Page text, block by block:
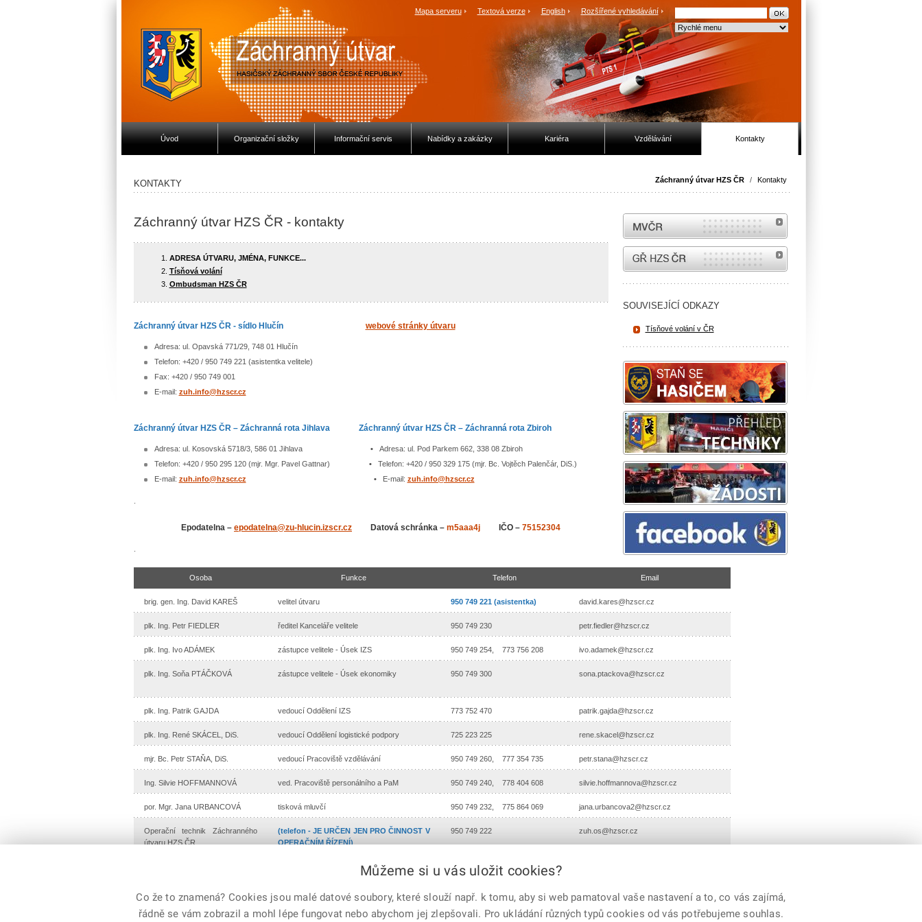
Mapa serveru Textová verze English Rozšířené vyhledávání
Úvod Organizační složky Informační servis Nabídky a zakázky Kariéra Vzdělávání Kontakty
Záchranný útvar HZS ČR / Kontakty
KONTAKTY
Záchranný útvar HZS ČR - kontakty
ADRESA ÚTVARU, JMÉNA, FUNKCE...
Tísňová volání
Ombudsman HZS ČR
Záchranný útvar HZS ČR - sídlo Hlučín webové stránky útvaru
Adresa: ul. Opavská 771/29, 748 01 Hlučín
Telefon: +420 / 950 749 221 (asistentka velitele)
Fax: +420 / 950 749 001
E-mail: zuh.info@hzscr.cz
Záchranný útvar HZS ČR – Záchranná rota Jihlava Záchranný útvar HZS ČR – Záchranná rota Zbiroh
Adresa: ul. Kosovská 5718/3, 586 01 Jihlava •Adresa: ul. Pod Parkem 662, 338 08 Zbiroh
Telefon: +420 / 950 295 120 (mjr. Mgr. Pavel Gattnar) •Telefon: +420 / 950 329 175 (mjr. Bc. Vojtěch Palenčár, DiS.)
E-mail: zuh.info@hzscr.cz • E-mail: zuh.info@hzscr.cz
Epodatelna – epodatelna@zu-hlucin.izscr.cz Datová schránka – m5aaa4j IČO – 75152304
Osoba Funkce Telefon Email
brig. gen. Ing. David KAREŠ velitel útvaru 950 749 221 (asistentka) david.kares@hzscr.cz
plk. Ing. Petr FIEDLER ředitel Kanceláře velitele 950 749 230 petr.fiedler@hzscr.cz
plk. Ing. Ivo ADÁMEK zástupce velitele - Úsek IZS 950 749 254, 773 756 208 ivo.adamek@hzscr.cz
plk. Ing. Soňa PTÁČKOVÁ zástupce velitele - Úsek ekonomiky 950 749 300 sona.ptackova@hzscr.cz
plk. Ing. Patrik GAJDA vedoucí Oddělení IZS 773 752 470 patrik.gajda@hzscr.cz
plk. Ing. René SKÁCEL, DiS. vedoucí Oddělení logistické podpory 725 223 225 rene.skacel@hzscr.cz
mjr. Bc. Petr STAŇA, DiS. vedoucí Pracoviště vzdělávání 950 749 260, 777 354 735 petr.stana@hzscr.cz
Ing. Silvie HOFFMANNOVÁ ved. Pracoviště personálního a PaM 950 749 240, 778 404 608 silvie.hoffmannova@hzscr.cz
por. Mgr. Jana URBANCOVÁ tisková mluvčí 950 749 232, 775 864 069 jana.urbancova2@hzscr.cz
Operační technik Záchranného
útvaru HZS ČR
(telefon - JE URČEN JEN PRO ČINNOST V
OPERAČNÍM ŘÍZENÍ)
950 749 222 zuh.os@hzscr.cz
Corp.
Facebook
MVČR
internetové stránky Hasiči ČR
SOUVISEJÍCÍ ODKAZY
Tísňové volání v ČR
Můžeme si u vás uložit cookies?
Co že to znamená? Cookies jsou malé datové soubory, které slouží např. k tomu, aby si web pamatoval vaše nastavení a to, co vás zajímá,
řádně se vám zobrazil a mohl lépe fungovat nebo abychom jej zlepšovali. Pro ukládání různých typů cookies od vás potřebujeme souhlas.